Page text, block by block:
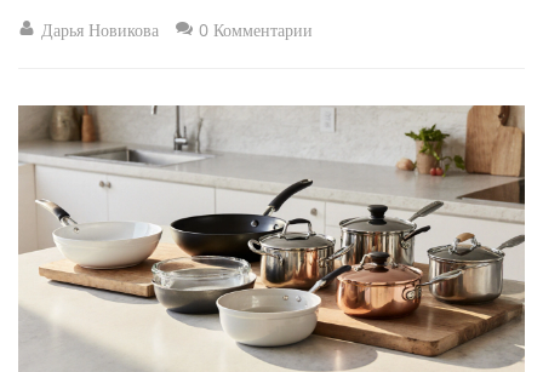
Дарья Новикова 0 Комментарии